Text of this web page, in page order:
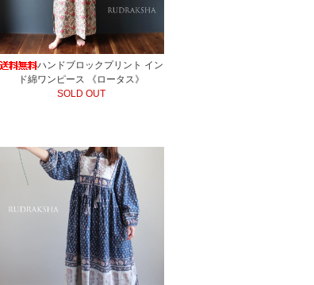
ハンドブロックプリント イン
ド綿ワンピース 《ロータス》
SOLD OUT